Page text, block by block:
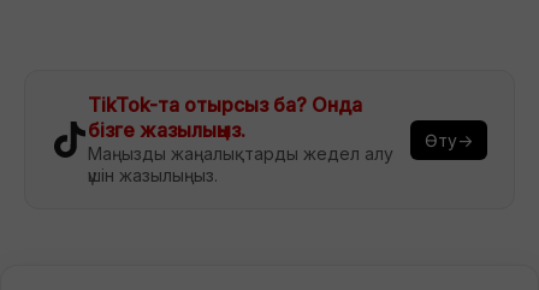
TikTok-та отырсыз ба? Онда
бізге жазылыңыз.
Маңызды жаңалықтарды жедел алу
үшін жазылыңыз.
Өту→